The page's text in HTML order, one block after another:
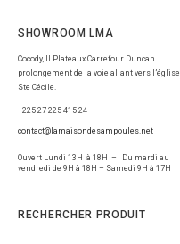
SHOWROOM LMA
Cocody, II Plateaux Carrefour Duncan
prolongement de la voie allant vers l’église
Ste Cécile.
+225 27 225 415 24
contact@lamaisondesampoules.net
Ouvert Lundi 13H à 18H – Du mardi au
vendredi de 9H à 18H – Samedi 9H à 17H
RECHERCHER PRODUIT